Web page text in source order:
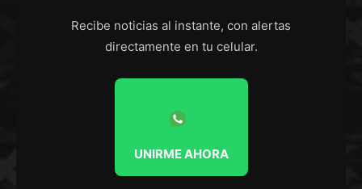
Recibe noticias al instante, con alertas
directamente en tu celular.
UNIRME AHORA